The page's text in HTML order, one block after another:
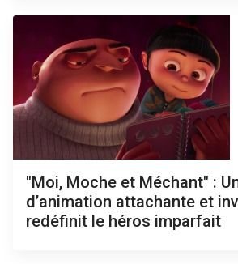
"Moi, Moche et Méchant" :
d’animation attachante et
redéfinit le héros imparfait